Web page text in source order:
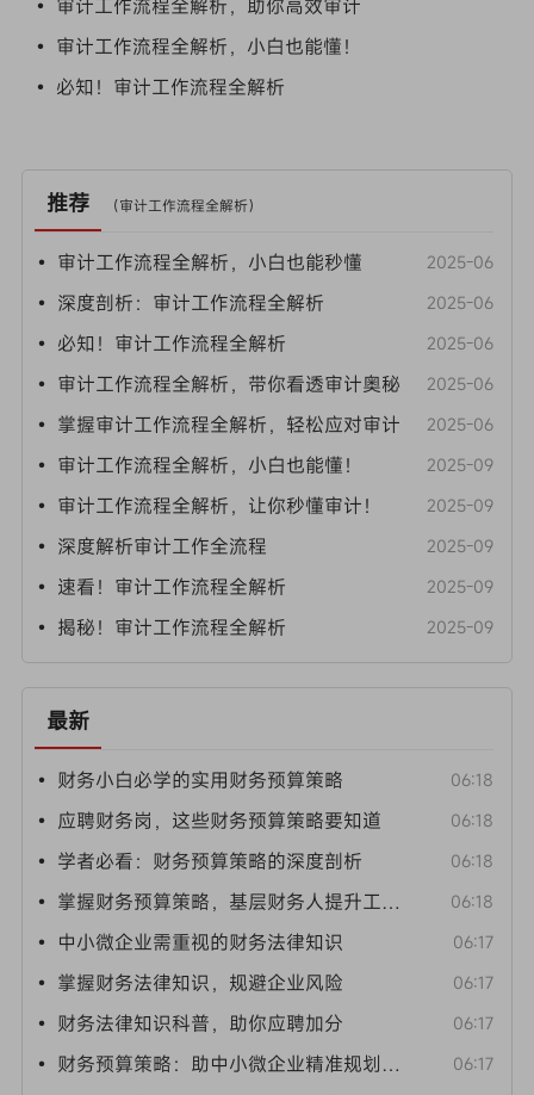
• 审计工作流程全解析，助你高效审计
• 审计工作流程全解析，小白也能懂！
• 必知！审计工作流程全解析
推荐 （审计工作流程全解析）
• 审计工作流程全解析，小白也能秒懂 2025-06
• 深度剖析：审计工作流程全解析 2025-06
• 必知！审计工作流程全解析 2025-06
• 审计工作流程全解析，带你看透审计奥秘 2025-06
• 掌握审计工作流程全解析，轻松应对审计 2025-06
• 审计工作流程全解析，小白也能懂！ 2025-09
• 审计工作流程全解析，让你秒懂审计！ 2025-09
• 深度解析审计工作全流程 2025-09
• 速看！审计工作流程全解析 2025-09
• 揭秘！审计工作流程全解析 2025-09
最新
• 财务小白必学的实用财务预算策略 06:18
• 应聘财务岗，这些财务预算策略要知道 06:18
• 学者必看：财务预算策略的深度剖析 06:18
• 掌握财务预算策略，基层财务人提升工作效能 06:18
• 中小微企业需重视的财务法律知识 06:17
• 掌握财务法律知识，规避企业风险 06:17
• 财务法律知识科普，助你应聘加分 06:17
• 财务预算策略：助中小微企业精准规划资金 06:17